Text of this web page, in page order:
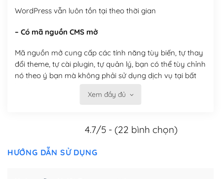
WordPress vẫn luôn tồn tại theo thời gian
– Có mã nguồn CMS mở
Mã nguồn mở cung cấp các tính năng tùy biến, tự thay
đổi theme, tự cài plugin, tự quản lý, bạn có thể tùy chỉnh
nó theo ý bạn mà không phải sử dụng dịch vụ tại bất
Xem đầy đủ
4.7/5 - (22 bình chọn)
HƯỚNG DẪN SỬ DỤNG